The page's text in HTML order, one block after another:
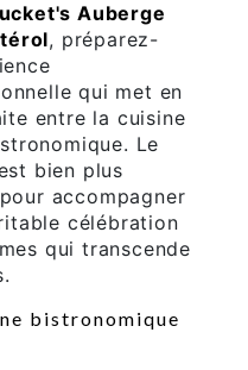
Auberge
, préparez-
qui met en
entre la cuisine
Le
bien plus
accompagner
célébration
qui transcende
bistronomique